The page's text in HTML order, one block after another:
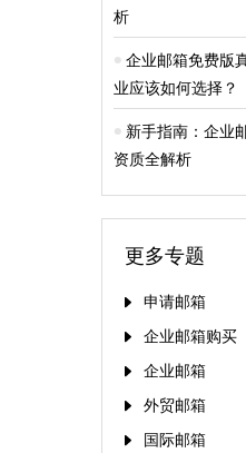
析
企业邮箱免费版
业应该如何选择？
新手指南：企业
资质全解析
更多专题
申请邮箱
企业邮箱购买
企业邮箱
外贸邮箱
国际邮箱